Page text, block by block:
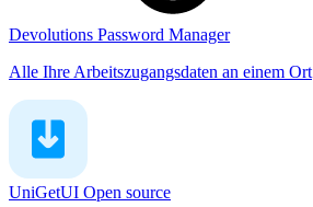
Devolutions Password Manager
Alle Ihre Arbeitszugangsdaten an einem Ort
UniGetUI Open source